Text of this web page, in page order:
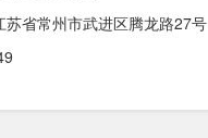
苏省常州市武进区腾龙路27号